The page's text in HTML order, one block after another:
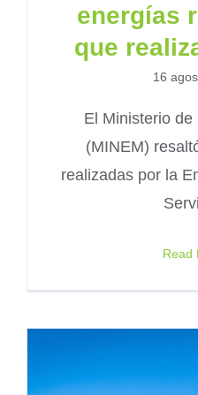
energías
que
16
El Ministerio
(MINEM)
realizadas por la
Read